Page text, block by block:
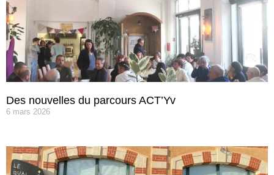
Des nouvelles du parcours ACT’Yv
6 mars 2026